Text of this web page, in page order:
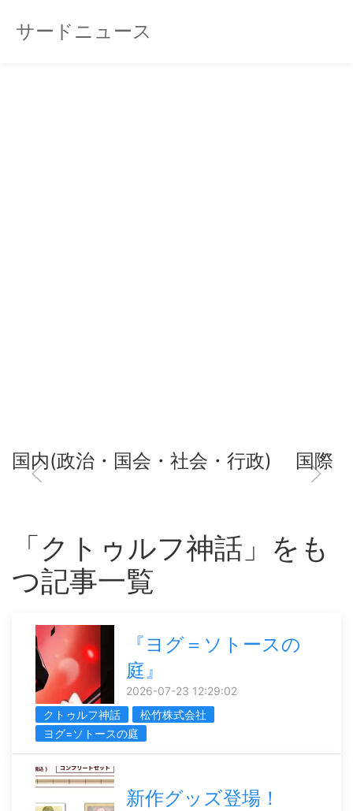
サードニュース
国内(政治・国会・社会・行政) 国際
「クトゥルフ神話」をも
つ記事一覧
『ヨグ＝ソトースの
庭』
2026-07-23 12:29:02
クトゥルフ神話
松竹株式会社
ヨグ=ソトースの庭
新作グッズ登場！